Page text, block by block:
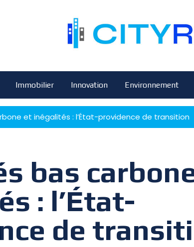
Immobilier Innovation Environnement
et inégalités : l’État-providence de transition
bas
: l’État-
de